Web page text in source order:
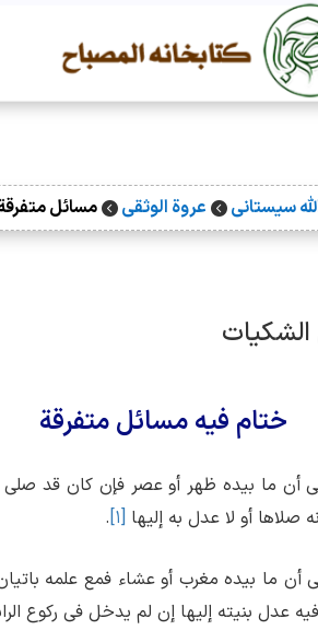
سیستانی  عروة الوثقی  مسائل
ختام فیه مسائل متفرقة
أن ما بیده ظهر أو عصر فإن کان قد صلی
أو لا عدل به إلیها [۱] .
أن ما بیده مغرب أو عشاء فمع علمه
عدل بنیته إلیها إن لم یدخل فی رکوع